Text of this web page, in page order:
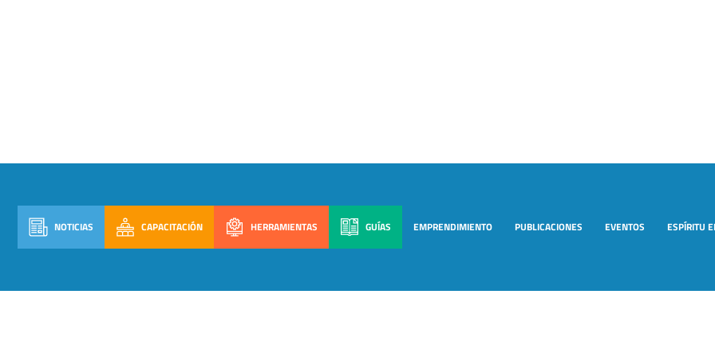
NOTICIAS CAPACITACIÓN HERRAMIENTAS GUÍAS EMPRENDIMIENTO PUBLICACIONES EVENTOS ESPÍRITU